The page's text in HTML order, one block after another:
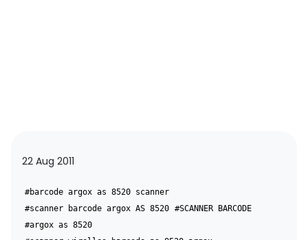
22 Aug 2011
#barcode argox as 8520 scanner
#scanner barcode argox AS 8520 #SCANNER BARCODE
#argox as 8520